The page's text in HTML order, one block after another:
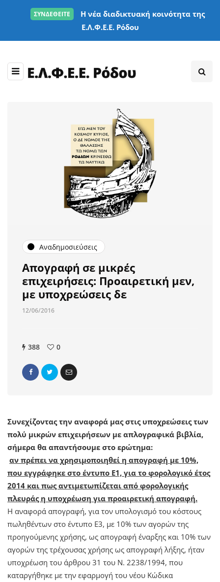
ΣΥΝΔΕΘΕΙΤΕ
Η νέα διαδικτυακή κοινότητα της
Ε.Λ.Φ.Ε.Ε. Ρόδου
Αναδημοσιεύσεις
Απογραφή σε μικρές
επιχειρήσεις: Προαιρετική μεν,
με υποχρεώσεις δε
12/06/2016
388 0
Συνεχίζοντας την αναφορά μας στις υποχρεώσεις των
πολύ μικρών επιχειρήσεων με απλογραφικά βιβλία,
σήμερα θα απαντήσουμε στο ερώτημα:
αν πρέπει να χρησιμοποιηθεί η απογραφή με 10%,
που εγγράφηκε στο έντυπο Ε1, για το φορολογικό έτος
2014 και πως αντιμετωπίζεται από φορολογικής
πλευράς η υποχρέωση για προαιρετική απογραφή.
Η αναφορά απογραφή, για τον υπολογισμό του κόστους
πωληθέντων στο έντυπο Ε3, με 10% των αγορών της
προηγούμενης χρήσης, ως απογραφή έναρξης και 10% των
αγορών της τρέχουσας χρήσης ως απογραφή λήξης, ήταν
υποχρέωση του άρθρου 31 του Ν. 2238/1994, που
καταργήθηκε με την εφαρμογή του νέου Κώδικα